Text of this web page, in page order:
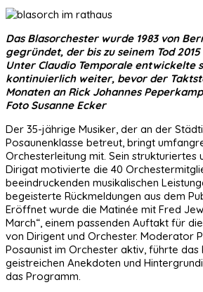
Das Blasorchester wurde 1983 von
gegründet, der bis zu seinem Tod
Unter Claudio Temporale entwickelte
kontinuierlich weiter, bevor der
Monaten an Rick Johannes
Foto Susanne Ecker
Der 35-jährige Musiker, der an der
Posaunenklasse betreut, bringt
Orchesterleitung mit. Sein strukturiertes
Dirigat motivierte die 40
beeindruckenden musikalischen
begeisterte Rückmeldungen aus dem
Eröffnet wurde die Matinée mit Fred
March“, einem passenden Auftakt für
von Dirigent und Orchester. Moderator
Posaunist im Orchester aktiv, führte das
geistreichen Anekdoten und
das Programm.